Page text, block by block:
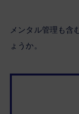
メンタル管理も含
ょうか。